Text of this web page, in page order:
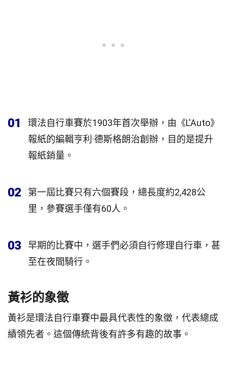
01
環法自行車賽於1903年首次舉辦，由《L'Auto》
報紙的編輯亨利·德斯格朗治創辦，目的是提升
報紙銷量。
02
第一屆比賽只有六個賽段，總長度約2,428公
里，參賽選手僅有60人。
03
早期的比賽中，選手們必須自行修理自行車，甚
至在夜間騎行。
黃衫的象徵
黃衫是環法自行車賽中最具代表性的象徵，代表總成
績領先者。這個傳統背後有許多有趣的故事。